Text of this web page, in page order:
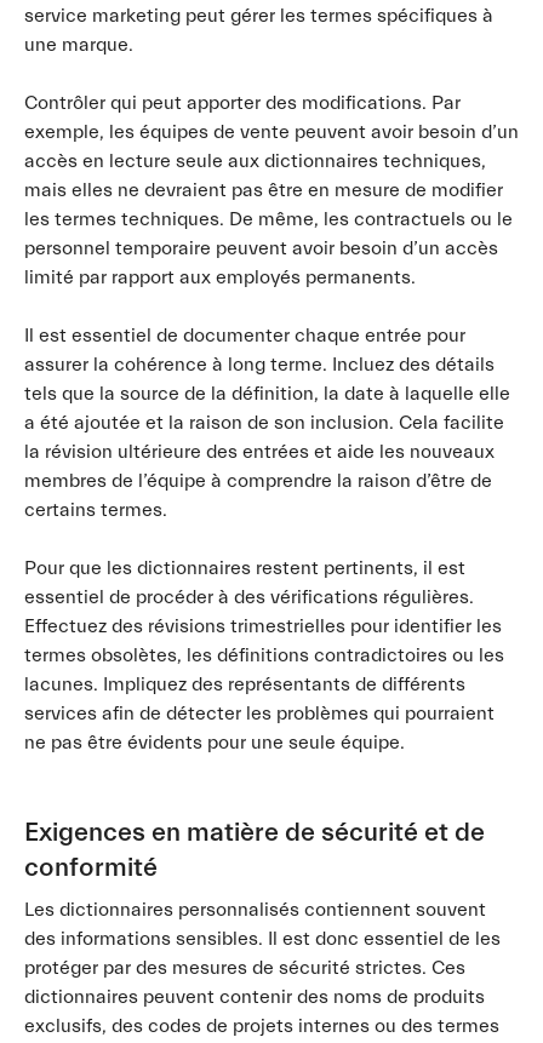
service marketing peut gérer les termes spécifiques à
une marque.
Contrôler qui peut apporter des modifications. Par
exemple, les équipes de vente peuvent avoir besoin d’un
accès en lecture seule aux dictionnaires techniques,
mais elles ne devraient pas être en mesure de modifier
les termes techniques. De même, les contractuels ou le
personnel temporaire peuvent avoir besoin d’un accès
limité par rapport aux employés permanents.
Il est essentiel de documenter chaque entrée pour
assurer la cohérence à long terme. Incluez des détails
tels que la source de la définition, la date à laquelle elle
a été ajoutée et la raison de son inclusion. Cela facilite
la révision ultérieure des entrées et aide les nouveaux
membres de l’équipe à comprendre la raison d’être de
certains termes.
Pour que les dictionnaires restent pertinents, il est
essentiel de procéder à des vérifications régulières.
Effectuez des révisions trimestrielles pour identifier les
termes obsolètes, les définitions contradictoires ou les
lacunes. Impliquez des représentants de différents
services afin de détecter les problèmes qui pourraient
ne pas être évidents pour une seule équipe.
Exigences en matière de sécurité et de
conformité
Les dictionnaires personnalisés contiennent souvent
des informations sensibles. Il est donc essentiel de les
protéger par des mesures de sécurité strictes. Ces
dictionnaires peuvent contenir des noms de produits
exclusifs, des codes de projets internes ou des termes